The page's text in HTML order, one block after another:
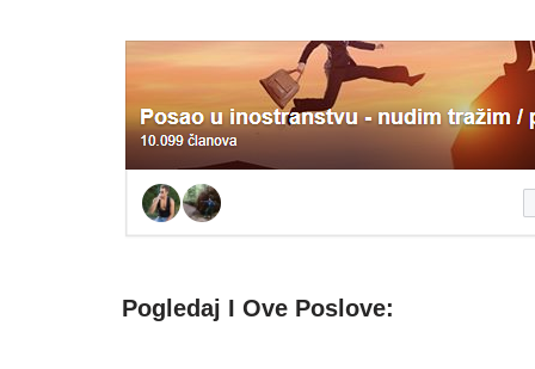
Pogledaj I Ove Poslove: